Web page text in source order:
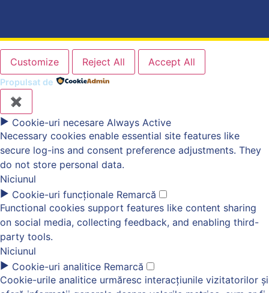
Customize Reject All Accept All
Propulsat de
✖
► Cookie-uri necesare Always Active
Necessary cookies enable essential site features like
secure log-ins and consent preference adjustments. They
do not store personal data.
Niciunul
► Cookie-uri funcționale Remarcă
Functional cookies support features like content sharing
on social media, collecting feedback, and enabling third-
party tools.
Niciunul
► Cookie-uri analitice Remarcă
Cookie-urile analitice urmăresc interacțiunile vizitatorilor și